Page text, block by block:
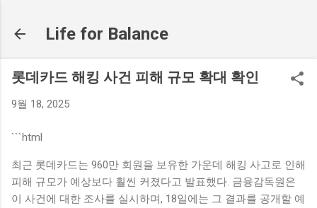
Life for Balance
롯데카드 해킹 사건 피해 규모 확대 확인
9월 18, 2025
```html
최근 롯데카드는 960만 회원을 보유한 가운데 해킹 사고로 인해
피해 규모가 예상보다 훨씬 커졌다고 발표했다. 금융감독원은
이 사건에 대한 조사를 실시하며, 18일에는 그 결과를 공개할 예